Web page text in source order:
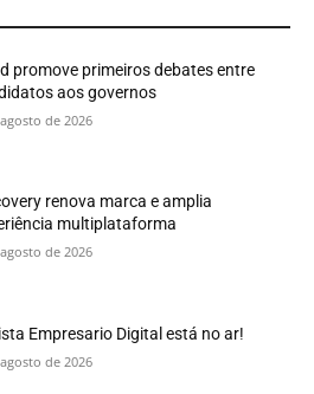
promove primeiros debates entre
aos governos
de 2026
renova marca e amplia
multiplataforma
de 2026
Empresario Digital está no ar!
de 2026